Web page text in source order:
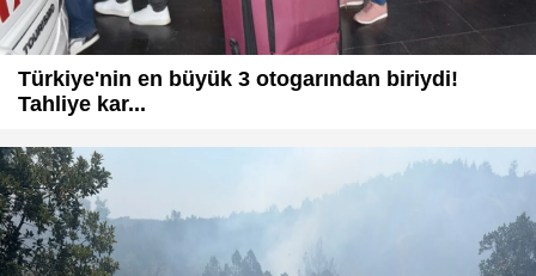
Türkiye'nin en büyük 3 otogarından biriydi!
Tahliye kar...